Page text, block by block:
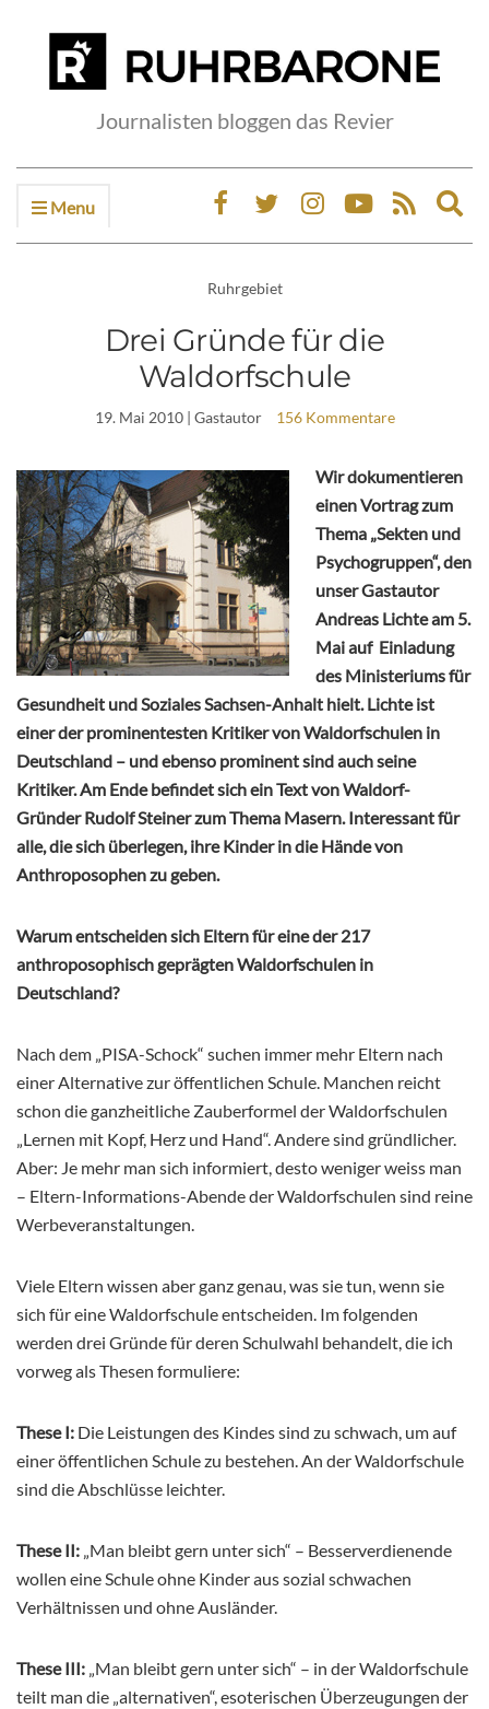
Journalisten bloggen das Revier
Menu
Ruhrgebiet
Drei Gründe für die
Waldorfschule
19. Mai 2010| Gastautor 156 Kommentare
Wir dokumentieren
einen Vortrag zum
Thema „Sekten und
Psychogruppen“, den
unser Gastautor
Andreas Lichte am 5.
Mai auf Einladung
des Ministeriums für
Gesundheit und Soziales Sachsen-Anhalt hielt. Lichte ist
einer der prominentesten Kritiker von Waldorfschulen in
Deutschland – und ebenso prominent sind auch seine
Kritiker. Am Ende befindet sich ein Text von Waldorf-
Gründer Rudolf Steiner zum Thema Masern. Interessant für
alle, die sich überlegen, ihre Kinder in die Hände von
Anthroposophen zu geben.
Warum entscheiden sich Eltern für eine der 217
anthroposophisch geprägten Waldorfschulen in
Deutschland?
Nach dem „PISA-Schock“ suchen immer mehr Eltern nach
einer Alternative zur öffentlichen Schule. Manchen reicht
schon die ganzheitliche Zauberformel der Waldorfschulen
„Lernen mit Kopf, Herz und Hand“. Andere sind gründlicher.
Aber: Je mehr man sich informiert, desto weniger weiss man
– Eltern-Informations-Abende der Waldorfschulen sind reine
Werbeveranstaltungen.
Viele Eltern wissen aber ganz genau, was sie tun, wenn sie
sich für eine Waldorfschule entscheiden. Im folgenden
werden drei Gründe für deren Schulwahl behandelt, die ich
vorweg als Thesen formuliere:
These I: Die Leistungen des Kindes sind zu schwach, um auf
einer öffentlichen Schule zu bestehen. An der Waldorfschule
sind die Abschlüsse leichter.
These II: „Man bleibt gern unter sich“ – Besserverdienende
wollen eine Schule ohne Kinder aus sozial schwachen
Verhältnissen und ohne Ausländer.
These III: „Man bleibt gern unter sich“ – in der Waldorfschule
teilt man die „alternativen“, esoterischen Überzeugungen der